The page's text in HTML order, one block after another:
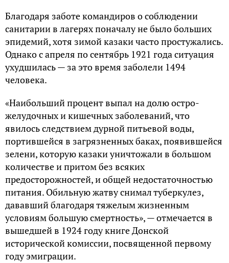
Благодаря заботе командиров о соблюдении
санитарии в лагерях поначалу не было больших
эпидемий, хотя зимой казаки часто простужались.
Однако с апреля по сентябрь 1921 года ситуация
ухудшилась — за это время заболели 1494
человека.
«Наибольший процент выпал на долю остро-
желудочных и кишечных заболеваний, что
явилось следствием дурной питьевой воды,
портившейся в загрязненных баках, появившейся
зелени, которую казаки уничтожали в большом
количестве и притом без всяких
предосторожностей, и общей недостаточностью
питания. Обильную жатву снимал туберкулез,
дававший благодаря тяжелым жизненным
условиям большую смертность», — отмечается в
вышедшей в 1924 году книге Донской
исторической комиссии, посвященной первому
году эмиграции.